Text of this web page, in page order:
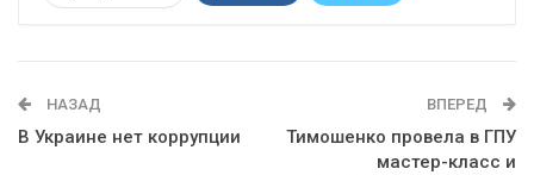
НАЗАД
В Украине нет коррупции
ВПЕРЕД
Тимошенко провела в ГПУ
мастер-класс и